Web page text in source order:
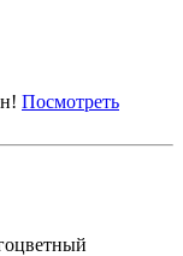
Посмотреть